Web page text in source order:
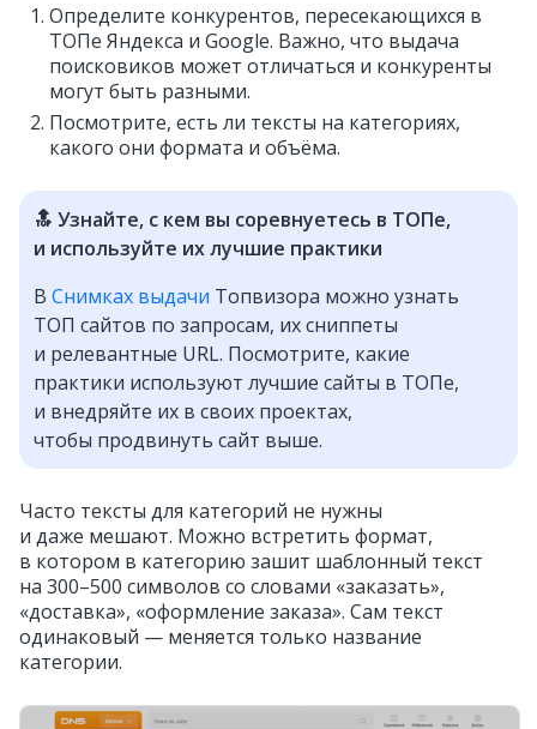
Определите конкурентов, пересекающихся в
ТОПе Яндекса и Google. Важно, что выдача
поисковиков может отличаться и конкуренты
могут быть разными.
Посмотрите, есть ли тексты на категориях,
какого они формата и объёма.
🔝 Узнайте, с кем вы соревнуетесь в ТОПе,
и используйте их лучшие практики
В Снимках выдачи Топвизора можно узнать
ТОП сайтов по запросам, их сниппеты
и релевантные URL. Посмотрите, какие
практики используют лучшие сайты в ТОПе,
и внедряйте их в своих проектах,
чтобы продвинуть сайт выше.
Часто тексты для категорий не нужны
и даже мешают. Можно встретить формат,
в котором в категорию зашит шаблонный текст
на 300–500 символов со словами «заказать»,
«доставка», «оформление заказа». Сам текст
одинаковый — меняется только название
категории.